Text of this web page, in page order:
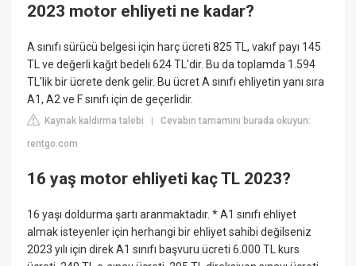
2023 motor ehliyeti ne kadar?
A sınıfı sürücü belgesi için harç ücreti 825 TL, vakıf payı 145
TL ve değerli kağıt bedeli 624 TL'dir. Bu da toplamda 1.594
TL'lik bir ücrete denk gelir. Bu ücret A sınıfı ehliyetin yanı sıra
A1, A2 ve F sınıfı için de geçerlidir.
Kaynak kaldırma talebi |Cevabın tamamını burada okuyun:
rentgo.com
16 yaş motor ehliyeti kaç TL 2023?
16 yaşı doldurma şartı aranmaktadır. * A1 sınıfı ehliyet
almak isteyenler için herhangi bir ehliyet sahibi değilseniz
2023 yılı için direk A1 sınıfı başvuru ücreti 6.000 TL kurs